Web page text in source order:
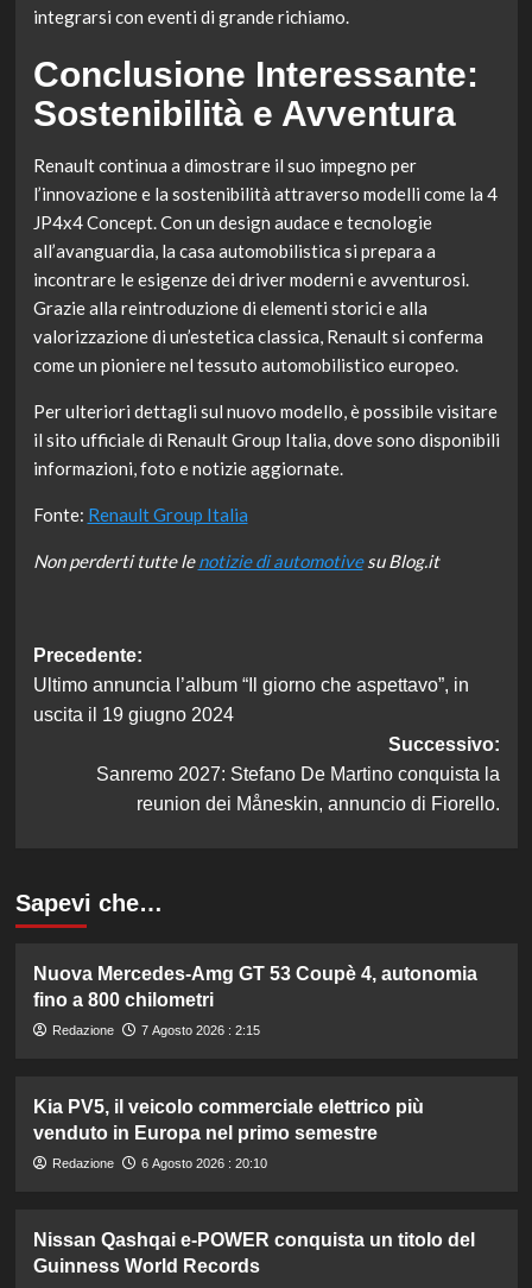
integrarsi con eventi di grande richiamo.
Conclusione Interessante:
Sostenibilità e Avventura
Renault continua a dimostrare il suo impegno per
l’innovazione e la sostenibilità attraverso modelli come la 4
JP4x4 Concept. Con un design audace e tecnologie
all’avanguardia, la casa automobilistica si prepara a
incontrare le esigenze dei driver moderni e avventurosi.
Grazie alla reintroduzione di elementi storici e alla
valorizzazione di un’estetica classica, Renault si conferma
come un pioniere nel tessuto automobilistico europeo.
Per ulteriori dettagli sul nuovo modello, è possibile visitare
il sito ufficiale di Renault Group Italia, dove sono disponibili
informazioni, foto e notizie aggiornate.
Fonte: Renault Group Italia
Non perderti tutte lenotizie di automotivesu Blog.it
Navigazione
articolo
Precedente:
Ultimo annuncia l’album “Il giorno che aspettavo”, in
uscita il 19 giugno 2024
Successivo:
Sanremo 2027: Stefano De Martino conquista la
reunion dei Måneskin, annuncio di Fiorello.
Sapevi che…
Nuova Mercedes-Amg GT 53 Coupè 4, autonomia
fino a 800 chilometri
Redazione 7 Agosto 2026 : 2:15
Kia PV5, il veicolo commerciale elettrico più
venduto in Europa nel primo semestre
Redazione 6 Agosto 2026 : 20:10
Nissan Qashqai e-POWER conquista un titolo del
Guinness World Records